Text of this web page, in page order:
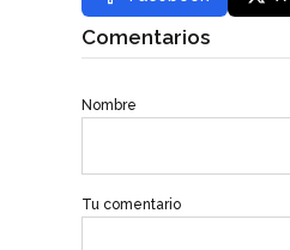
Comentarios
Nombre
Tu comentario